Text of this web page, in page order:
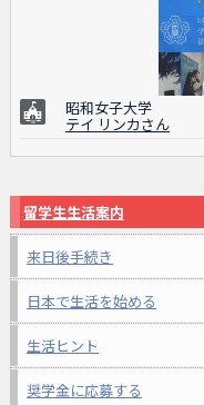
昭和女子大学
テイ リンカさん
留学生生活案内
来日後手続き
日本で生活を始める
生活ヒント
奨学金に応募する